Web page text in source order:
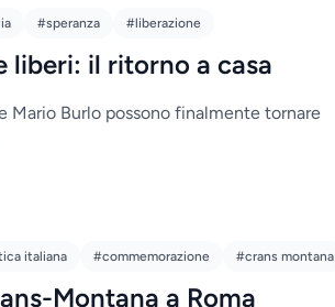
#speranza #liberazione
liberi: il ritorno a casa
Mario Burlo possono finalmente tornare
italiana #commemorazione #crans montana
Montana a Roma